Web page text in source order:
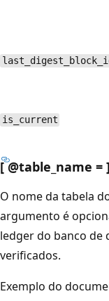
is_current
[ @table_name =
O nome da tabela
argumento é
ledger do banco de
verificados.
Exemplo do